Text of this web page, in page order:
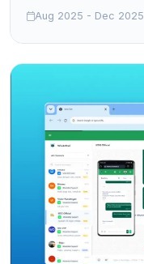
Aug 2025 - Dec 2025